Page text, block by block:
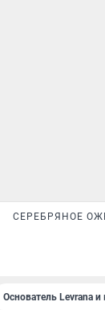
СЕРЕБРЯНОЕ
Основатель Levrana